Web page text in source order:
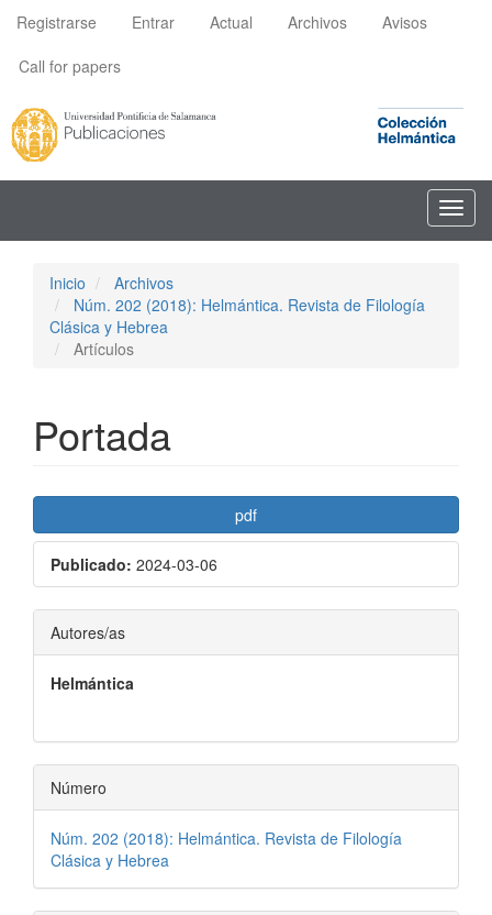
principal
principal
lateral
Registrarse Entrar Actual Archivos
Avisos
Call for papers
Inicio
Archivos
Núm. 202 (2018): Helmántica. Revista de Filología
Clásica y Hebrea
Artículos
Portada
Barra
lateral
del
artículo
pdf
Publicado: 2024-03-06
Contenido
principal
del
artículo
Autores/as
Helmántica
Número
Núm. 202 (2018): Helmántica. Revista de Filología
Clásica y Hebrea